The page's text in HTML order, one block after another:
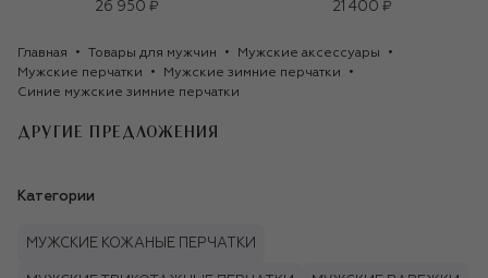
26 950 ₽
21 400 ₽
Главная Товары для мужчин
Мужские аксессуары
Мужские перчатки
Мужские зимние перчатки
Синие мужские зимние перчатки
ДРУГИЕ ПРЕДЛОЖЕНИЯ
Категории
МУЖСКИЕ КОЖАНЫЕ ПЕРЧАТКИ